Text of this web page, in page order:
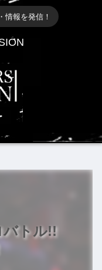
情報を発信！
バトル!!